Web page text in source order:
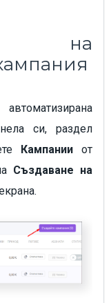
на
си, раздел
Кампании от
Създаване на